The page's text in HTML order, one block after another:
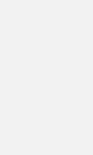
a tagként